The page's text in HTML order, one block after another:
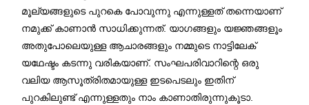
മൂല്യങ്ങളുടെ പുറകെ പോവുന്നു എന്നുള്ളത് തന്നെയാണ്
നമുക്ക് കാണാന്‍ സാധിക്കുന്നത്. യാഗങ്ങളും യജ്ഞങ്ങളൂം
അതുപോലെയുള്ള ആചാരങ്ങളും നമ്മുടെ നാട്ടിലേക്
യഥേഷ്ടം കടന്നു വരികയാണ്. സംഘപരിവാറിന്റെ ഒരു
വലിയ ആസൂത്രിതമായുള്ള ഇടപെടലും ഇതിന്
പുറകിലുണ്ട് എന്നുള്ളതും നാം കാണാതിരുന്നുകൂടാ.